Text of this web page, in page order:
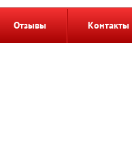
Отзывы Контакты